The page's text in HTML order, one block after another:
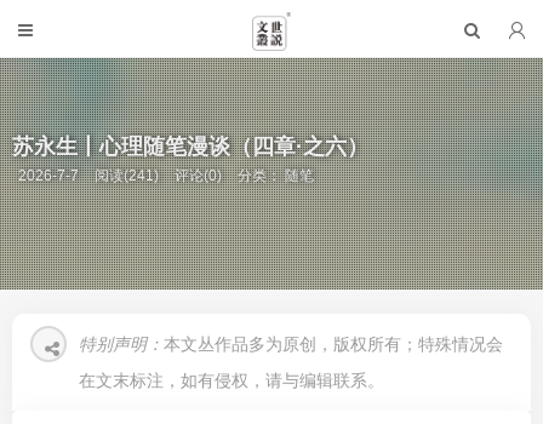
苏永生丨心理随笔漫谈（四章·之六）
2026-7-7 阅读(241) 评论(0) 分类：随笔
特别声明： 本文丛作品多为原创，版权所有；特殊情况会
在文末标注，如有侵权，请与编辑联系。